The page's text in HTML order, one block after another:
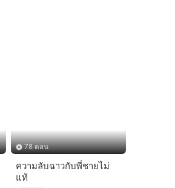
78 ตอน
ความลับฉาวกับพี่ชายไม่
แท้